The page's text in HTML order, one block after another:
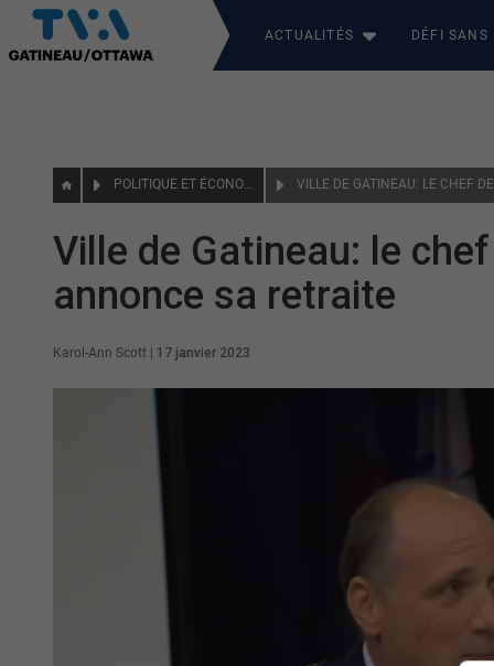
ACTUALITÉS DÉFI SANS
POLITIQUE ET ÉCONOMIE
Ville de Gatineau: le
annonce sa retraite
Karol-Ann Scott 17 janvier 2023